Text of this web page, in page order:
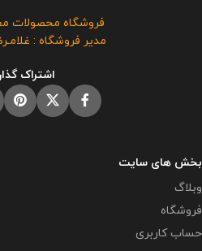
فروشگاه محصولات
مدیر فروشگاه :
اشتراک
بخش های سایت
وبلاگ
فروشگاه
حساب کاربری